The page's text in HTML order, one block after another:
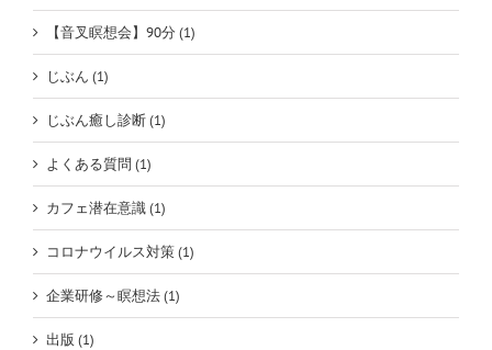
【音叉瞑想会】90分 (1)
じぶん (1)
じぶん癒し診断 (1)
よくある質問 (1)
カフェ潜在意識 (1)
コロナウイルス対策 (1)
企業研修～瞑想法 (1)
出版 (1)